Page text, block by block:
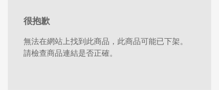
很抱歉
無法在網站上找到此商品，此商品可能已下架。
請檢查商品連結是否正確。